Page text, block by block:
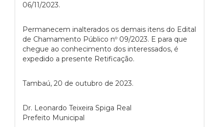
06/11/2023.
Permanecem inalterados os demais itens do Edital
de Chamamento Público nº 09/2023. E para que
chegue ao conhecimento dos interessados, é
expedido a presente Retificação.
Tambaú, 20 de outubro de 2023.
Dr. Leonardo Teixeira Spiga Real
Prefeito Municipal